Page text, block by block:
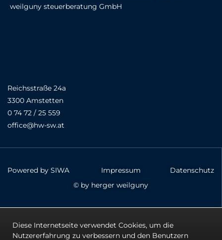
weilguny steuerberatung GmbH
Reichsstraße 24a
3300 Amstetten
0 74 72 / 25 559
office@hw-sw.at
© by herger weilguny
Impressum Datenschutz
Powered by SIWA
Diese Internetseite verwendet Cookies, um die
Nutzererfahrung zu verbessern und den Benutzern